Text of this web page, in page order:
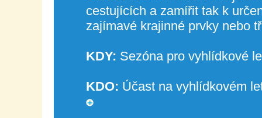
cestujících a zamířit tak k
zajímavé krajinné prvky nebo
KDY: Sezóna pro vyhlídkové
KDO: Účast na vyhlídkovém